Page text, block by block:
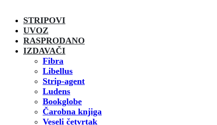
STRIPOVI
UVOZ
RASPRODANO
IZDAVAČI
Fibra
Libellus
Strip-agent
Ludens
Bookglobe
Čarobna knjiga
Veseli četvrtak